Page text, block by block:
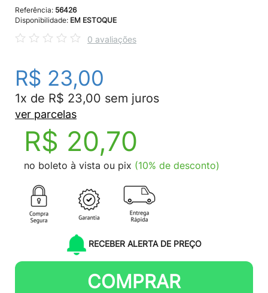
Referência: 56426
Disponibilidade: EM ESTOQUE
0 avaliações
R$ 23,00
1x de R$ 23,00 sem juros
ver parcelas
R$ 20,70
no boleto à vista ou pix (10% de desconto)
RECEBER ALERTA DE PREÇO
COMPRAR